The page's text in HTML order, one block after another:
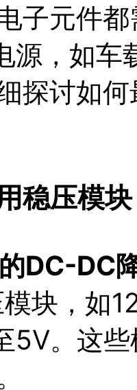
子元件
源，如车
探讨如
稳压模块
DC-DC
块，如
5V。这